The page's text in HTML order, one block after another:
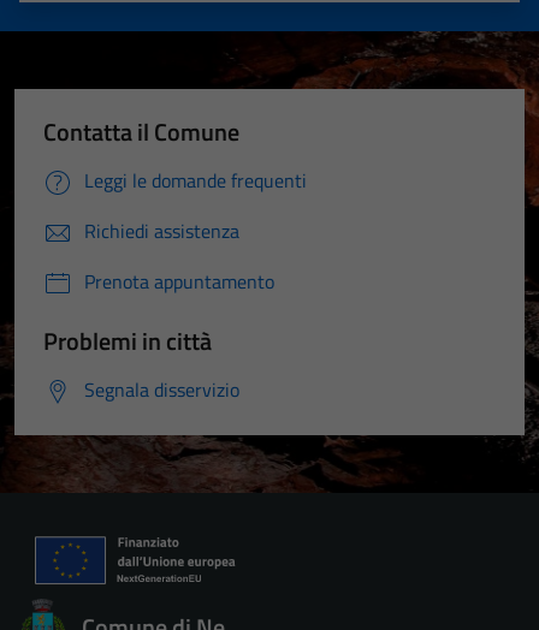
Contatta il Comune
Leggi le domande frequenti
Richiedi assistenza
Prenota appuntamento
Problemi in città
Segnala disservizio